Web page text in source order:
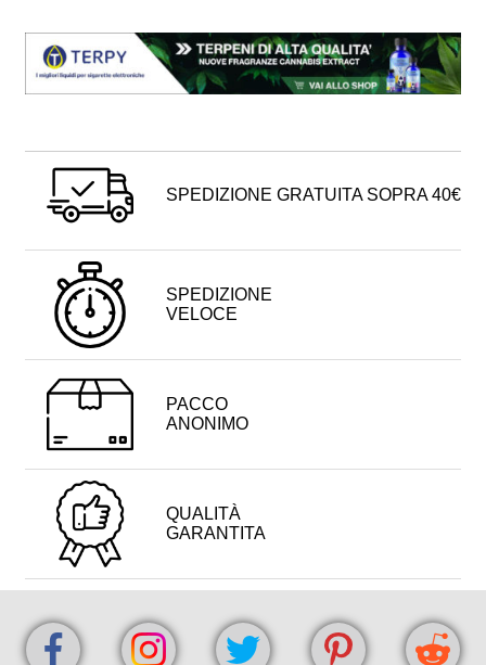
SPEDIZIONE GRATUITA SOPRA 40€
SPEDIZIONE
VELOCE
PACCO
ANONIMO
QUALITÀ
GARANTITA